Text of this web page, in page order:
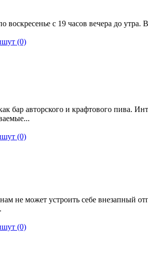
воскресенье с 19 часов вечера до
(0)
бар авторского и крафтового пива.
(0)
не может устроить себе внезапный
(0)